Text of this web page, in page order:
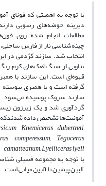
با توجه به اهمیتی که فونای
دیرینه حوضه‌های رسوبی
مطالعات انجام شده روی
چینه‌شناسی نار از فارس
تناوبی از سنگ‌آهک‌های کرم
قهوه‌ای است. این سازند با
آمونیت‌ها تشخیص داده شدندکه
, Knemiceras dubertreti,
comperessum, Tegoceras
camatteanum,Lyelliceras lyell
با توجه به مجموعه فسیلی
آلبین پیشین تا آلبین میانی است.